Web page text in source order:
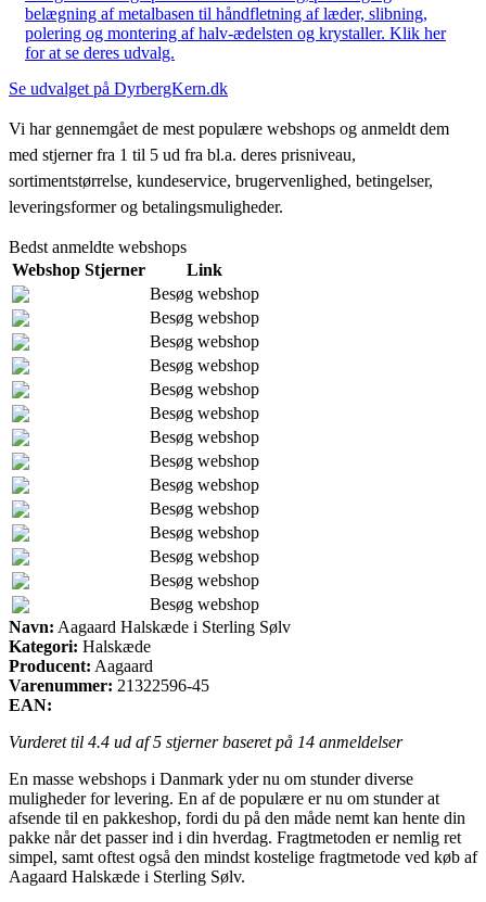
belægning af metalbasen til håndfletning af læder, slibning,
polering og montering af halv-ædelsten og krystaller. Klik her
for at se deres udvalg.
Se udvalget på DyrbergKern.dk
Vi har gennemgået de mest populære webshops og anmeldt dem
med stjerner fra 1 til 5 ud fra bl.a. deres prisniveau,
sortimentstørrelse, kundeservice, brugervenlighed, betingelser,
leveringsformer og betalingsmuligheder.
Bedst anmeldte webshops
Webshop Stjerner
Link
Besøg webshop
Besøg webshop
Besøg webshop
Besøg webshop
Besøg webshop
Besøg webshop
Besøg webshop
Besøg webshop
Besøg webshop
Besøg webshop
Besøg webshop
Besøg webshop
Besøg webshop
Besøg webshop
Navn: Aagaard Halskæde i Sterling Sølv
Kategori: Halskæde
Producent: Aagaard
Varenummer: 21322596-45
EAN:
Vurderet til 4.4 ud af 5 stjerner baseret på 14 anmeldelser
En masse webshops i Danmark yder nu om stunder diverse
muligheder for levering. En af de populære er nu om stunder at
afsende til en pakkeshop, fordi du på den måde nemt kan hente din
pakke når det passer ind i din hverdag. Fragtmetoden er nemlig ret
simpel, samt oftest også den mindst kostelige fragtmetode ved køb af
Aagaard Halskæde i Sterling Sølv.